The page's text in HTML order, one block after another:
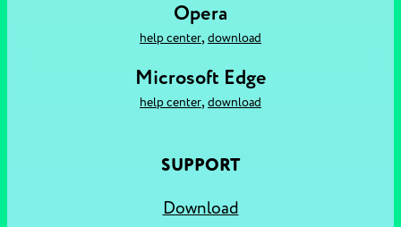
Opera
help center, download
Microsoft Edge
help center, download
SUPPORT
Download